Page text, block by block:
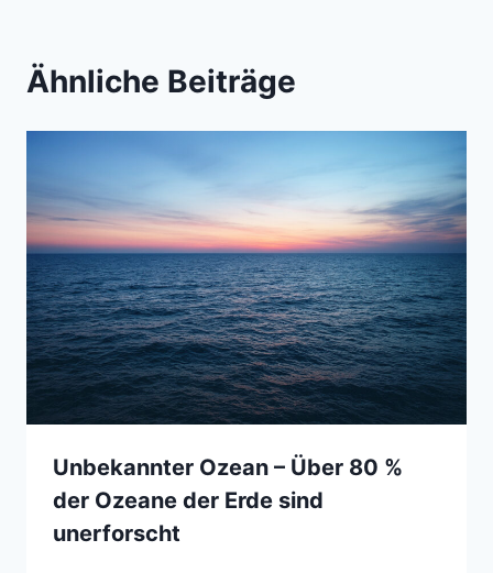
Ähnliche Beiträge
Unbekannter Ozean – Über 80 %
der Ozeane der Erde sind
unerforscht